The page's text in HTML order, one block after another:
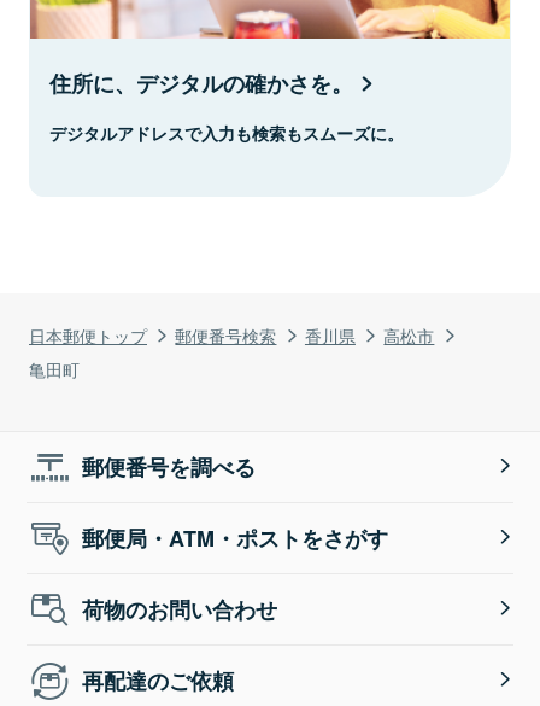
日本郵便トップ 郵便番号検索 香川県
高松市
亀田町
住所に、デジタルの確かさを。
デジタルアドレスで入力も検索もスムーズに。
郵便番号を調べる
郵便局・ATM・ポストをさがす
荷物のお問い合わせ
再配達のご依頼